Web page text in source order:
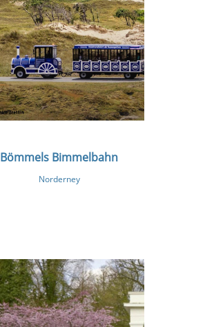
Bömmels Bimmelbahn
Norderney